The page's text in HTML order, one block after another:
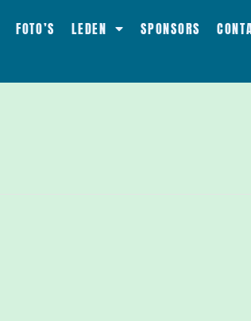
FOTO’S LEDEN SPONSORS